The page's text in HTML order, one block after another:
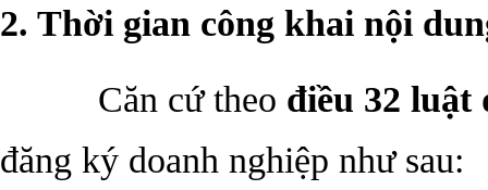
2. Thời gian công khai nội
Căn cứ theo điều 32 luật
đăng ký doanh nghiệp như sau: